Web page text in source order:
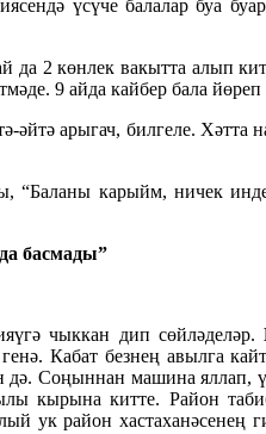
үсүче балалар буа
да 2 көнлек вакытта алып
9 айда кайбер бала
арыгач, билгеле. Хәтта
карыйм, ничек
басмады”
чыккан дип сөйләделәр.
Кабат безнең авылга
Соңыннан машина яллап,
кырына китте. Район
район хастаханәсенең